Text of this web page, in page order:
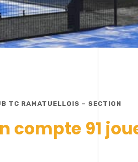
TC RAMATUELLOIS – SECTION
compte 91